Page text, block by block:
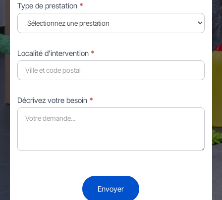
Type de prestation *
Localité d'intervention *
Décrivez votre besoin *
Envoyer